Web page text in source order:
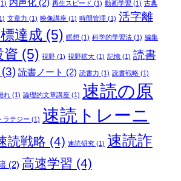
再生スピード (1) 動画学習 (1) 古典
文章力 (1) 映像講座(1) 時間管理 (1) 活字離
達成 (5) 瞑想 (1) 科学的学習法(1) 編集
資 (5) 視野(1) 視野拡大(1) 記憶(1) 読書
(3) 読書ノート (2) 読書力 (1) 読書戦略(1)
れ(1) 論理的文章講座(1) 速読の原
ラテジー (1) 速読トレーニ
読戦略 (4) 速読研究(1) 速読詐
(2) 高速学習 (4)